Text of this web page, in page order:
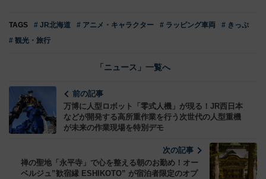
TAGS # JR北海道 # アニメ・キャラクター # ラッピング車両
# きっぷ
# 観光・旅行
「ニュース」一覧へ
前の記事
万博に人型ロボット「零式人機」が現る！JR西日本
などが開発する高所重作業を行う次世代の人型重機
が未来の作業現場を特別デモ
次の記事
禅の聖地「永平寺」で心を整える朝のお勤め！オー
ベルジュ”歓宿縁 ESHIKOTO” が宿泊者限定のオプ